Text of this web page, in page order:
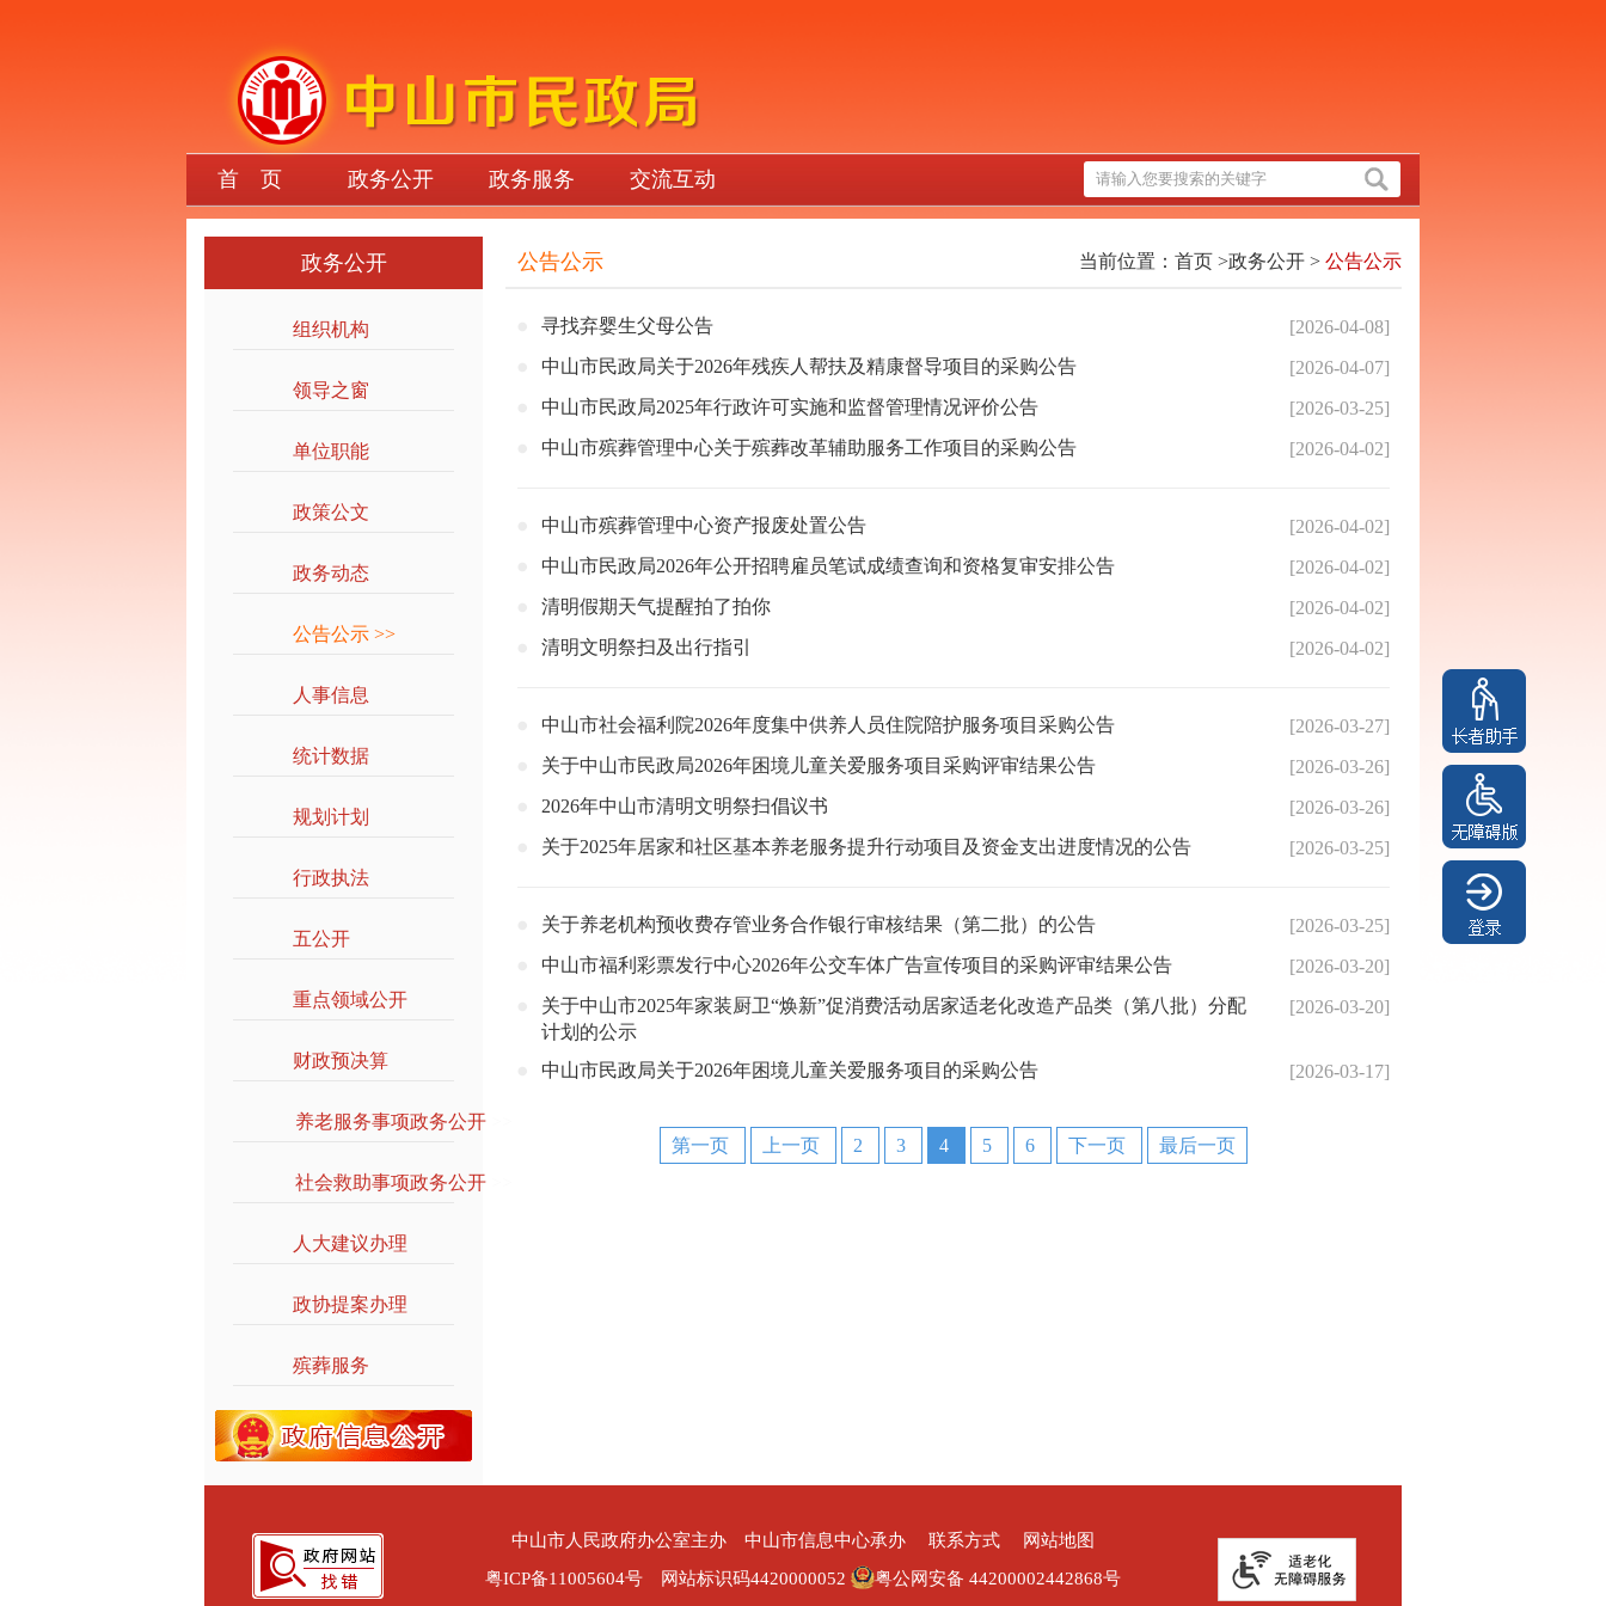
首 页 政务公开 政务服务 交流互动
政务公开
组织机构
领导之窗
单位职能
政策公文
政务动态
公告公示 >>
人事信息
统计数据
规划计划
行政执法
五公开
重点领域公开
财政预决算
养老服务事项政务公开
社会救助事项政务公开
人大建议办理
政协提案办理
殡葬服务
公告公示 当前位置： 首页 >政务公开 > 公告公示
寻找弃婴生父母公告
[2026-04-08]
中山市民政局关于2026年残疾人帮扶及精康督导项目的采购公告
[2026-04-07]
中山市民政局2025年行政许可实施和监督管理情况评价公告
[2026-03-25]
中山市殡葬管理中心关于殡葬改革辅助服务工作项目的采购公告
[2026-04-02]
中山市殡葬管理中心资产报废处置公告
[2026-04-02]
中山市民政局2026年公开招聘雇员笔试成绩查询和资格复审安排公告
[2026-04-02]
清明假期天气提醒拍了拍你
[2026-04-02]
清明文明祭扫及出行指引
[2026-04-02]
中山市社会福利院2026年度集中供养人员住院陪护服务项目采购公告
[2026-03-27]
关于中山市民政局2026年困境儿童关爱服务项目采购评审结果公告
[2026-03-26]
2026年中山市清明文明祭扫倡议书
[2026-03-26]
关于2025年居家和社区基本养老服务提升行动项目及资金支出进度情况的公告
[2026-03-25]
关于养老机构预收费存管业务合作银行审核结果（第二批）的公告
[2026-03-25]
中山市福利彩票发行中心2026年公交车体广告宣传项目的采购评审结果公告
[2026-03-20]
关于中山市2025年家装厨卫“焕新”促消费活动居家适老化改造产品类（第八批）分配
计划的公示
[2026-03-20]
中山市民政局关于2026年困境儿童关爱服务项目的采购公告 [2026-03-17]
第一页 上一页 2 3 4 5 6 下一页 最后一页
中山市人民政府办公室主办 中山市信息中心承办 联系方式
网站地图
粤ICP备11005604号 网站标识码4420000052 粤公网安备 44200002442868号